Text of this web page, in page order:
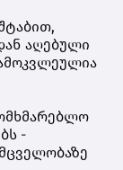
აღებული
-